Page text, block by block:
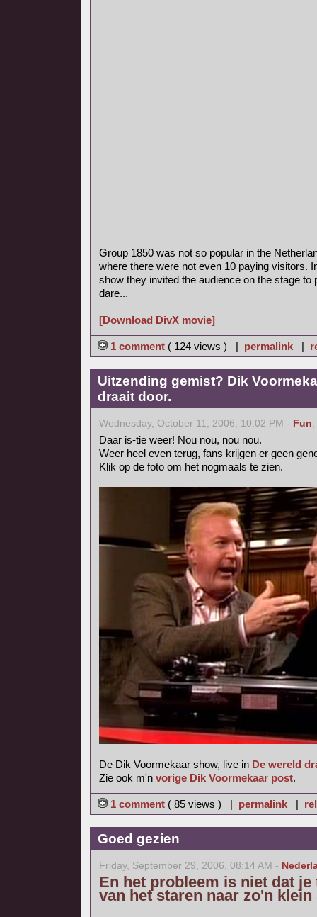
Group 1850 was not so popular in the
where there were not even 10 paying visitors.
show they invited the audience on the stage to
dare...
[Download DivX movie]
1 comment ( 124 views ) | permalink |
Uitzending gemist? Dik
draait door.
Wednesday, October 11, 2006, 10:02 PM - Fun,
Daar is-tie weer! Nou nou, nou nou.
Weer heel even terug, fans krijgen er geen
Klik op de foto om het nogmaals te zien.
De Dik Voormekaar show, live in De wereld
Zie ook m'n vorige Dik Voormekaar post.
1 comment ( 85 views ) | permalink |
Goed gezien
Friday, September 29, 2006, 08:14 AM -
En het probleem is niet dat
van het staren naar zo'n